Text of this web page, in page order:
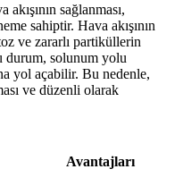
sağlanması,
sahiptir. Hava akışının
ve zararlı partiküllerin
durum, solunum yolu
yol açabilir. Bu nedenle,
ve düzenli olarak
Avantajları